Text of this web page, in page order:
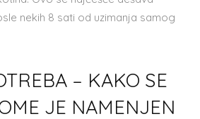
nekih 8 sati od uzimanja samog
– KAKO SE
JE NAMENJEN